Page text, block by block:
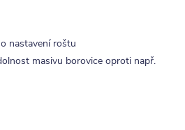
nastavení roštu
masivu borovice oproti např.